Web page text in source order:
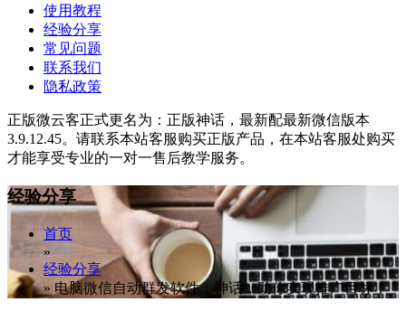
使用教程
经验分享
常见问题
联系我们
隐私政策
正版微云客正式更名为：正版神话，最新配最新微信版本
3.9.12.45。请联系本站客服购买正版产品，在本站客服处购买
才能享受专业的一对一售后教学服务。
经验分享
首页
»
经验分享
» 电脑微信自动群发软件：神话，助你实现推广目标！